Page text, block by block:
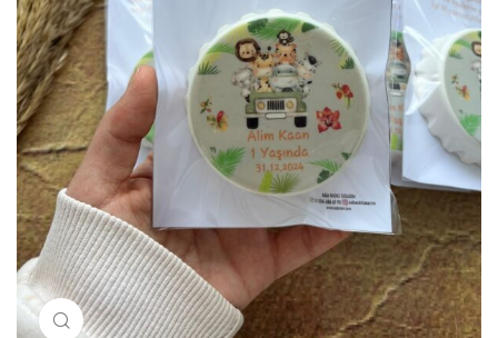
Resimi büyütmek için tıklayın